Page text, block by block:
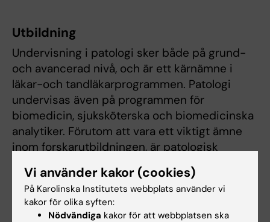
Utbildning
Undervisning i patologi sker både på grund-
och avancerad nivå, och är ett kärnämne i
läkar-och tandläkarprogrammen. Patologi
undervisas även på programmen för
biomedicin, sjuksköterska och biomedicinska
analytiker. Förutom att vara ett viktigt ämne
inom forskarutbildningen, är patologisk
kompetens ofta efterfrågad i kliniska
doktorandprojekt, där akademiska och
kliniska patologer fungerar som
samarbetspartners.
Vi använder kakor (cookies)
På Karolinska Institutets webbplats använder vi
kakor för olika syften:
Nödvändiga kakor för att webbplatsen ska